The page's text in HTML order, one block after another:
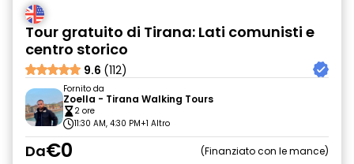
Tour gratuito di Tirana: Lati comunisti e
centro storico
9.6 (112)
Fornito da
Zoella - Tirana Walking Tours
2 ore
11:30 AM, 4:30 PM+1 Altro
Da€0 Finanziato con le mance